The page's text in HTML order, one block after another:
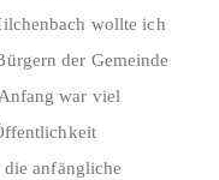
wollte ich
der Gemeinde
war viel
anfängliche